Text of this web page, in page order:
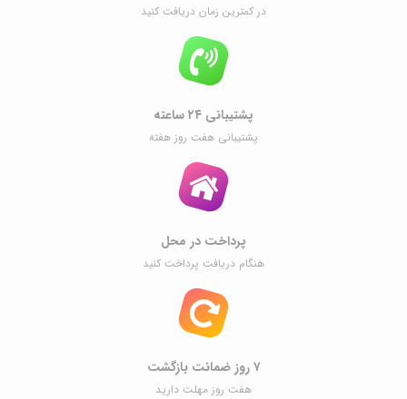
در کمترین زمان دریافت کنید
پشتیبانی ۲۴ ساعته
پشتیبانی هفت روز هفته
پرداخت در محل
هنگام دریافت پرداخت کنید
۷ روز ضمانت بازگشت
هفت روز مهلت دارید